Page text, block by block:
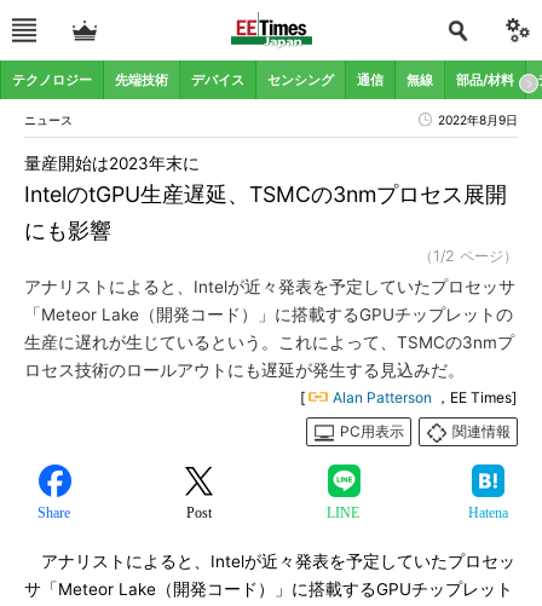
テクノロジー 先端技術 デバイス センシング 通信 無線 部品/材料
ニュース 2022年8月9日
IntelのtGPU生産遅延、TSMCの3nmプロセス展開
にも影響
量産開始は2023年末に
（1/2 ページ）
アナリストによると、Intelが近々発表を予定していたプロセッサ
「Meteor Lake（開発コード）」に搭載するGPUチップレットの
生産に遅れが生じているという。これによって、TSMCの3nmプ
ロセス技術のロールアウトにも遅延が発生する見込みだ。
[ Alan Patterson ，EE Times]
PC用表示
関連情報
Share Post LINE Hatena
アナリストによると、Intelが近々発表を予定していたプロセッ
サ「Meteor Lake（開発コード）」に搭載するGPUチップレット